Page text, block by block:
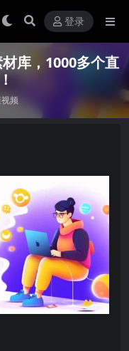
登录
库，1000多个直
频